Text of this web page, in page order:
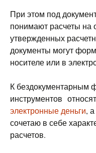
При этом под
понимают расчеты на
утвержденных
документы могут
носителе или в
К бездокументарным
инструментов
электронные деньги,
сочетаю в себе
расчетов.